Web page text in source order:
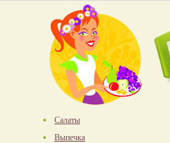
Салаты
Выпечка